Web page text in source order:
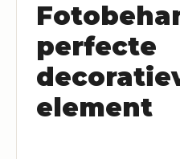
perfecte
element